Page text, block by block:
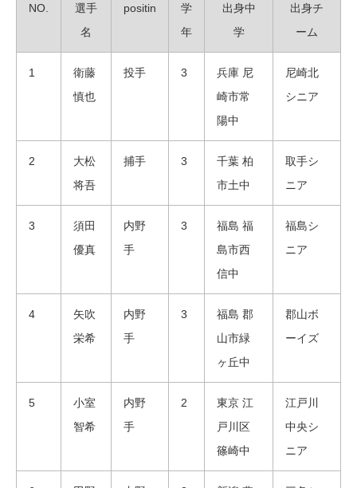
NO.
選手
名
positin
学
年
出身中
学
出身チ
ーム
1
衛藤
慎也
投手 3
兵庫 尼
崎市常
陽中
尼崎北
シニア
2
大松
将吾
捕手 3
千葉 柏
市土中
取手シ
ニア
3
須田
優真
内野
手
3
福島 福
島市西
信中
福島シ
ニア
4
矢吹
栄希
内野
手
3
福島 郡
山市緑
ヶ丘中
郡山ボ
ーイズ
5
小室
智希
内野
手
2
東京 江
戸川区
篠崎中
江戸川
中央シ
ニア